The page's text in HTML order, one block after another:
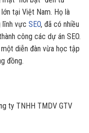
tại Việt Nam. Họ là
lĩnh vực SEO, đã có nhiều
công các dự án SEO.
diễn đàn vừa học tập
đồng.
ty TNHH TMDV GTV